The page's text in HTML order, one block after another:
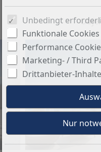
Unbedingt
Funktionale Cookies
Performance
Marketing- / Third
Drittanbieter-Inhalte